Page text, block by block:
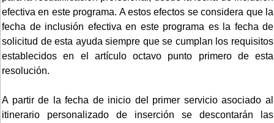
efectiva en este programa. A estos efectos se considera que la
fecha de inclusión efectiva en este programa es la fecha de
solicitud de esta ayuda siempre que se cumplan los requisitos
establecidos en el artículo octavo punto primero de esta
resolución.
A partir de la fecha de inicio del primer servicio asociado al
itinerario personalizado de inserción se descontarán las